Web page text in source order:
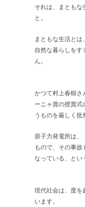
それは、まともな
と。
まともな生活とは
自然な暮らしをす
ん。
かつて村上春樹さ
ーニャ賞の授賞式
うものを厳しく批
原子力発電所は、
もので、その事故
なっている、とい
現代社会は、度を
います。